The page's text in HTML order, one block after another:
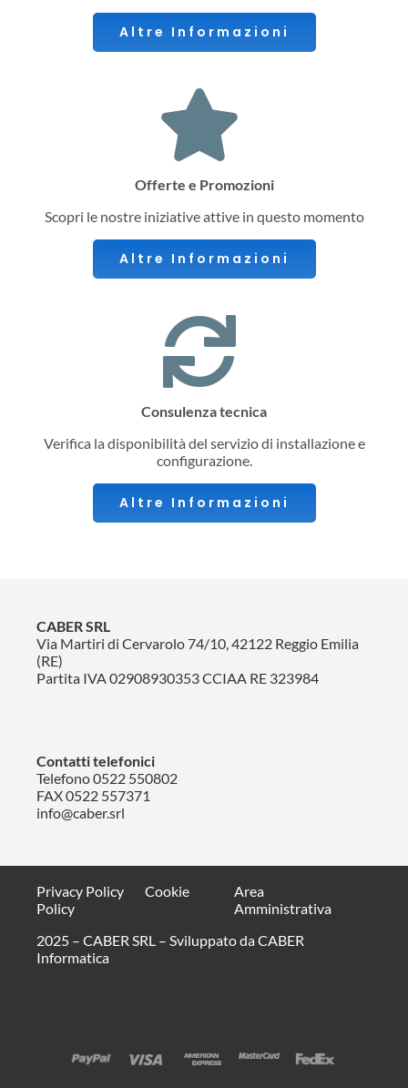
Altre Informazioni
Offerte e Promozioni
Scopri le nostre iniziative attive in questo momento
Altre Informazioni
Consulenza tecnica
Verifica la disponibilità del servizio di installazione e
configurazione.
Altre Informazioni
CABER SRL
Via Martiri di Cervarolo 74/10, 42122 Reggio Emilia
(RE)
Partita IVA 02908930353 CCIAA RE 323984
Contatti telefonici
Telefono0522 550802
FAX 0522 557371
info@caber.srl
Privacy Policy
Cookie
Policy
Area
Amministrativa
2025 – CABER SRL – Sviluppato da CABER
Informatica